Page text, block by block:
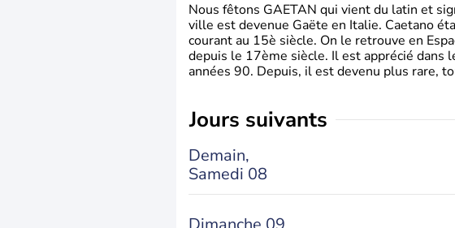
Nous fêtons GAETAN qui vient du latin et
ville est devenue Gaëte en Italie. Caetano
courant au 15è siècle. On le retrouve en
depuis le 17ème siècle. Il est apprécié dans
années 90. Depuis, il est devenu plus rare,
jours suivants
Demain,
Samedi 08